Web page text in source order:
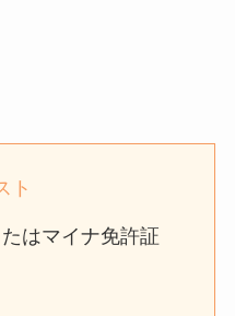
ト
はマイナ免許証